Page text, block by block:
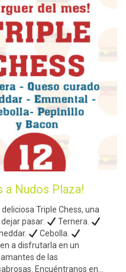
a Nudos Plaza!
Triple Chess, una
pasar:
Ternera.
Cebolla.
a disfrutarla en un
de las
Encuéntranos en…